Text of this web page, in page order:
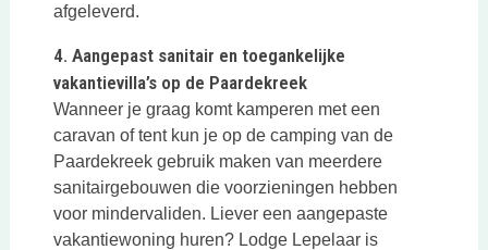
afgeleverd.
4. Aangepast sanitair en toegankelijke
vakantievilla’s op de Paardekreek
Wanneer je graag komt kamperen met een
caravan of tent kun je op de camping van de
Paardekreek gebruik maken van meerdere
sanitairgebouwen die voorzieningen hebben
voor mindervaliden. Liever een aangepaste
vakantiewoning huren? Lodge Lepelaar is